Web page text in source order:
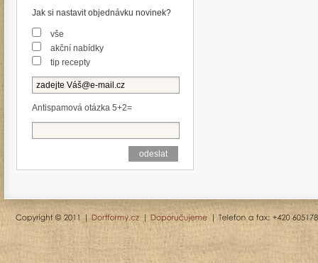
Jak si nastavit objednávku novinek?
vše
akční nabídky
tip recepty
Antispamová otázka 5+2=